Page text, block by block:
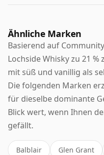
Ähnliche Marken
Basierend auf
Lochside Whisky zu 21
mit süß und vanillig als
Die folgenden Marken
für dieselbe dominante
Blick wert, wenn Ihnen
gefällt.
Balblair Glen Grant